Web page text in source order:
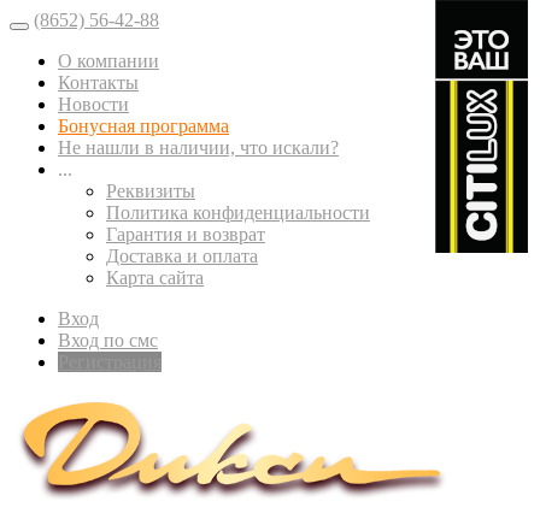
(8652) 56-42-88
О компании
Контакты
Новости
Бонусная программа
Не нашли в наличии, что искали?
...
Реквизиты
Политика конфиденциальности
Гарантия и возврат
Доставка и оплата
Карта сайта
Вход
Вход по смс